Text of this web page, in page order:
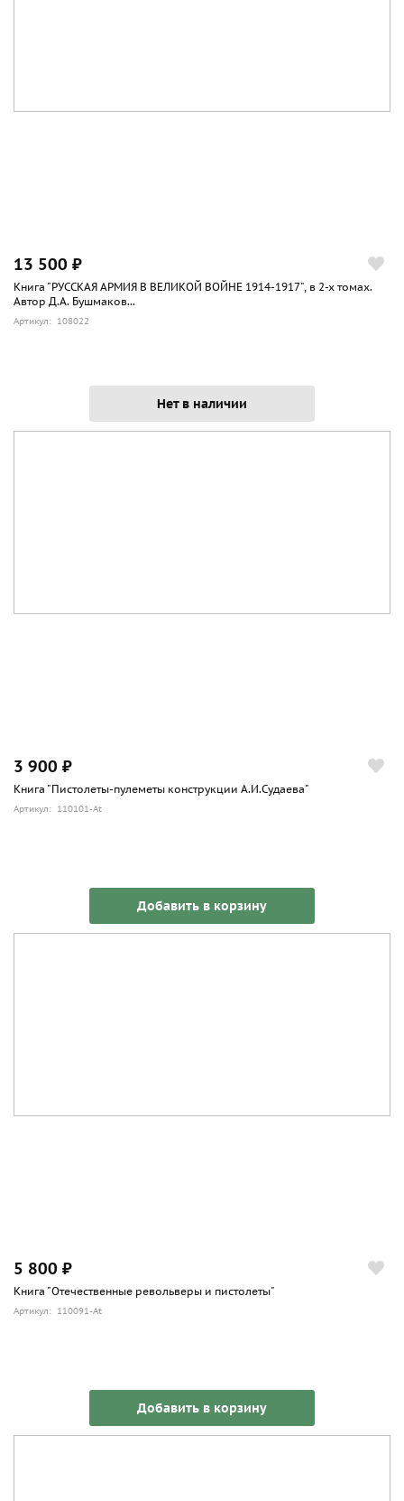
13 500 ₽
Книга "РУССКАЯ АРМИЯ В ВЕЛИКОЙ ВОЙНЕ 1914-1917", в 2-х томах.
Автор Д.А. Бушмаков...
Артикул: 108022
Нет в наличии
3 900 ₽
Книга "Пистолеты-пулеметы конструкции А.И.Судаева"
Артикул: 110101-At
Добавить в корзину
5 800 ₽
Книга "Отечественные револьверы и пистолеты"
Артикул: 110091-At
Добавить в корзину